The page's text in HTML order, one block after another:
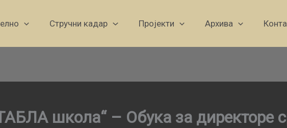
Стручни кадар Пројекти Архива
школа“ – Обука за директоре